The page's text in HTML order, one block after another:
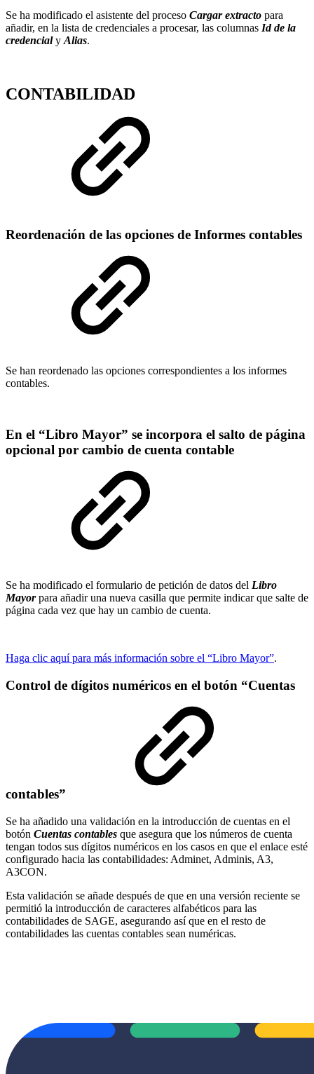
Se ha modificado el asistente del proceso Cargar extracto para
añadir, en la lista de credenciales a procesar, las columnas Id de la
credencialy Alias.
CONTABILIDAD
Reordenación de las opciones de Informes contables
Se han reordenado las opciones correspondientes a los informes
contables.
En el “Libro Mayor” se incorpora el salto de página
opcional por cambio de cuenta contable
Se ha modificado el formulario de petición de datos del Libro
Mayorpara añadir una nueva casilla que permite indicar que salte de
página cada vez que hay un cambio de cuenta.
Haga clic aquí para más información sobre el “Libro Mayor”.
Control de dígitos numéricos en el botón “Cuentas
contables”
Se ha añadido una validación en la introducción de cuentas en el
botón Cuentas contables que asegura que los números de cuenta
tengan todos sus dígitos numéricos en los casos en que el enlace esté
configurado hacia las contabilidades: Adminet, Adminis, A3,
A3CON.
Esta validación se añade después de que en una versión reciente se
permitió la introducción de caracteres alfabéticos para las
contabilidades de SAGE, asegurando así que en el resto de
contabilidades las cuentas contables sean numéricas.